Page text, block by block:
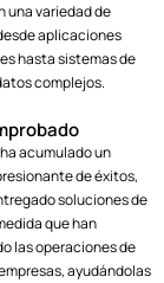
una variedad de
aplicaciones
hasta sistemas de
complejos.
acumulado un
de éxitos,
soluciones de
que han
las operaciones de
ayudándolas